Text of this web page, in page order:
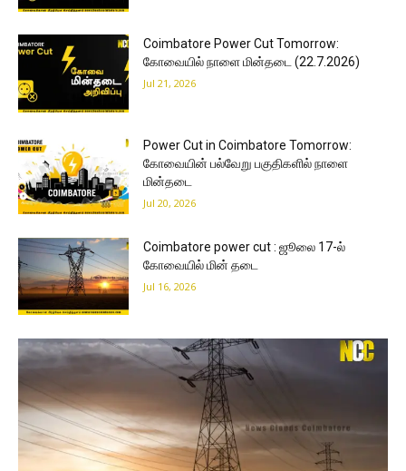
Coimbatore Power Cut Tomorrow:
கோவையில் நாளை மின்தடை (22.7.2026)
Jul 21, 2026
Power Cut in Coimbatore Tomorrow:
கோவையின் பல்வேறு பகுதிகளில் நாளை
மின்தடை
Jul 20, 2026
Coimbatore power cut : ஜூலை 17-ல்
கோவையில் மின் தடை
Jul 16, 2026